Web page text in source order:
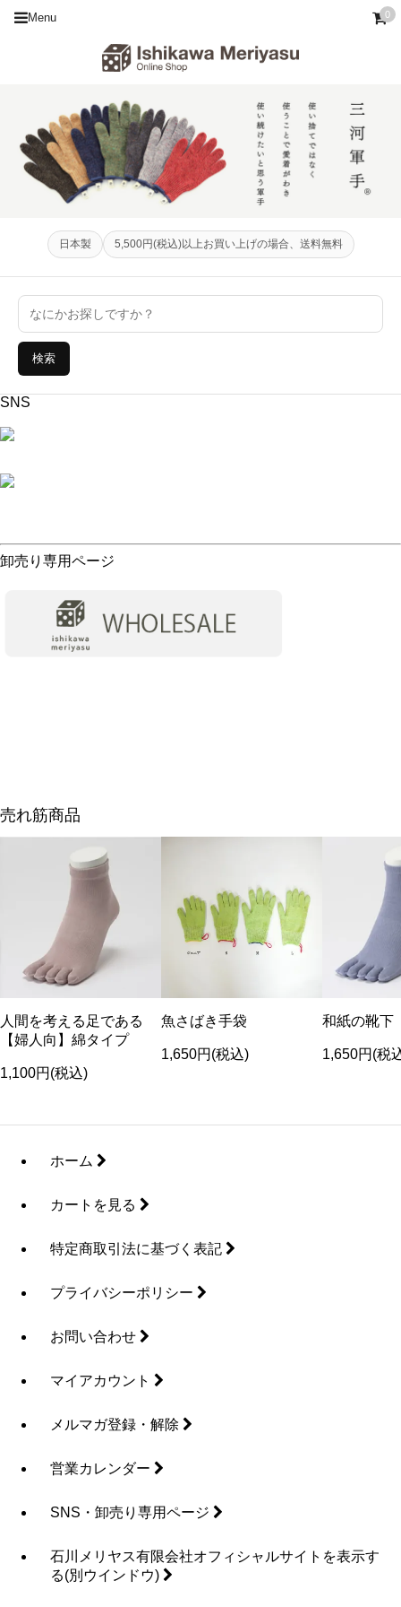
Menu 0
日本製 5,500円(税込)以上お買い上げの場合、送料無料
検索
SNS
卸売り専用ページ
売れ筋商品
人間を考える足である
【婦人向】綿タイプ
1,100円(税込)
魚さばき手袋
1,650円(税込)
和紙の靴下
1,650円(税
ホーム
カートを見る
特定商取引法に基づく表記
プライバシーポリシー
お問い合わせ
マイアカウント
メルマガ登録・解除
営業カレンダー
SNS・卸売り専用ページ
石川メリヤス有限会社オフィシャルサイトを表示す
る(別ウインドウ)